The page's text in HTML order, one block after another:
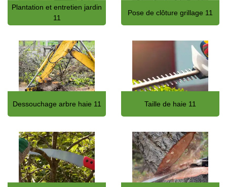
Plantation et entretien jardin
11
Pose de clôture grillage 11
Dessouchage arbre haie 11 Taille de haie 11